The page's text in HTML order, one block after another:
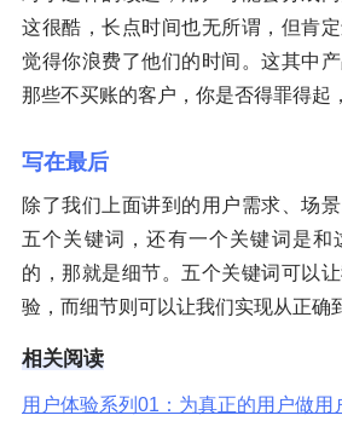
这很酷，长点时间也无所谓，但肯
觉得你浪费了他们的时间。这其中
那些不买账的客户，你是否得罪得起
写在最后
除了我们上面讲到的用户需求、场
五个关键词，还有一个关键词是和
的，那就是细节。五个关键词可以
验，而细节则可以让我们实现从正确
相关阅读
用户体验系列01：为真正的用户做用